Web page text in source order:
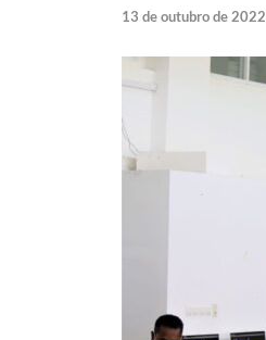
13 de outubro de 2022